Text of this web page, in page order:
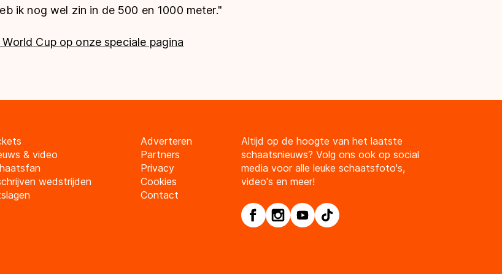
ik nog wel zin in de 500 en 1000 meter."
Cup op onze speciale pagina
& video
wedstrijden
Adverteren
Partners
Privacy
Cookies
Contact
Altijd op de hoogte van het laatste
schaatsnieuws? Volg ons ook op social
media voor alle leuke schaatsfoto's,
video's en meer!